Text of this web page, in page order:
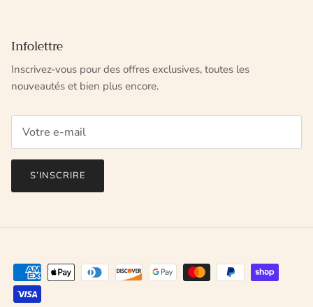
Infolettre
Inscrivez-vous pour des offres exclusives, toutes les
nouveautés et bien plus encore.
S’INSCRIRE